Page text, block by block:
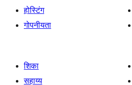
होस्टिंग
गोपनीयता
शिका
सहाय्य